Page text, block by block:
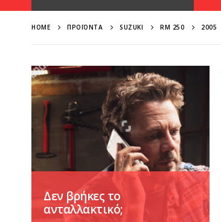
HOME ΠΡΟΪΌΝΤΑ SUZUKI RM 250 2005
Δεν βρήκες το
ανταλλακτικό;